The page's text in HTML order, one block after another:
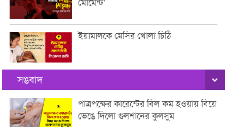
মোমেন্ট’
ইয়ামালকে মেসির খোলা চিঠি
সঙবাদ
পাত্রপক্ষের কারেন্টের বিল কম হওয়ায় বিয়ে
ভেঙে দিলো গুলশানের কুলসুম